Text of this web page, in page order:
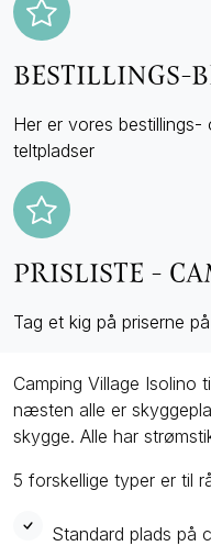
BESTILLINGS-
Her er vores
teltpladser
PRISLISTE -
Tag et kig på priserne
Camping Village Isolino
næsten alle er
skygge. Alle har
5 forskellige typer er til
Standard plads på